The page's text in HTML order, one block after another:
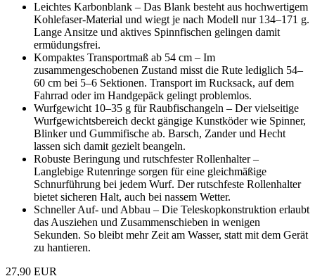
Leichtes Karbonblank – Das Blank besteht aus hochwertigem
Kohlefaser-Material und wiegt je nach Modell nur 134–171 g.
Lange Ansitze und aktives Spinnfischen gelingen damit
ermüdungsfrei.
Kompaktes Transportmaß ab 54 cm – Im
zusammengeschobenen Zustand misst die Rute lediglich 54–
60 cm bei 5–6 Sektionen. Transport im Rucksack, auf dem
Fahrrad oder im Handgepäck gelingt problemlos.
Wurfgewicht 10–35 g für Raubfischangeln – Der vielseitige
Wurfgewichtsbereich deckt gängige Kunstköder wie Spinner,
Blinker und Gummifische ab. Barsch, Zander und Hecht
lassen sich damit gezielt beangeln.
Robuste Beringung und rutschfester Rollenhalter –
Langlebige Rutenringe sorgen für eine gleichmäßige
Schnurführung bei jedem Wurf. Der rutschfeste Rollenhalter
bietet sicheren Halt, auch bei nassem Wetter.
Schneller Auf- und Abbau – Die Teleskopkonstruktion erlaubt
das Ausziehen und Zusammenschieben in wenigen
Sekunden. So bleibt mehr Zeit am Wasser, statt mit dem Gerät
zu hantieren.
27,90 EUR